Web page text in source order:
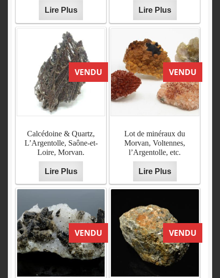
Lire Plus Lire Plus
VENDU
Calcédoine & Quartz,
L’Argentolle, Saône-et-
Loire, Morvan.
Lire Plus
VENDU
Lot de minéraux du
Morvan, Voltennes,
l’Argentolle, etc.
Lire Plus
VENDU VENDU
L’Argentolle, Saône-et-
Loire, Morvan.
Lire Plus
Pyromorphite et
Hydroxyapatite,
L’Argentolle, Saône-et-
Loire, Morvan.
Lire Plus